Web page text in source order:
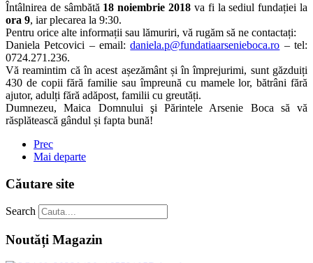
Întâlnirea de sâmbătă 18 noiembrie 2018 va fi la sediul fundației la
ora 9, iar plecarea la 9:30.
Pentru orice alte informații sau lămuriri, vă rugăm să ne contactați:
Daniela Petcovici – email:daniela.p@fundatiaarsenieboca.ro – tel:
0724.271.236.
Vă reamintim că în acest așezământ și în împrejurimi, sunt găzduiți
430 de copii fără familie sau împreună cu mamele lor, bătrâni fără
ajutor, adulți fără adăpost, familii cu greutăți.
Dumnezeu, Maica Domnului şi Părintele Arsenie Boca să vă
răsplătească gândul și fapta bună!
Prec
Mai departe
Căutare site
Search
Noutăți Magazin